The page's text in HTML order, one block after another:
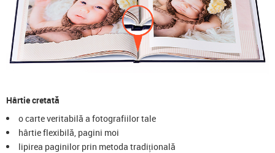
Hârtie cretată
o carte veritabilă a fotografiilor tale
hârtie flexibilă, pagini moi
lipirea paginilor prin metoda tradițională